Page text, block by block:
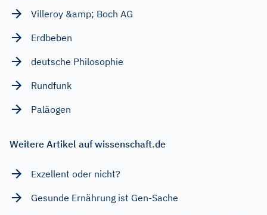
Villeroy &amp; Boch AG
Erdbeben
deutsche Philosophie
Rundfunk
Paläogen
Weitere Artikel auf wissenschaft.de
Exzellent oder nicht?
Gesunde Ernährung ist Gen-Sache